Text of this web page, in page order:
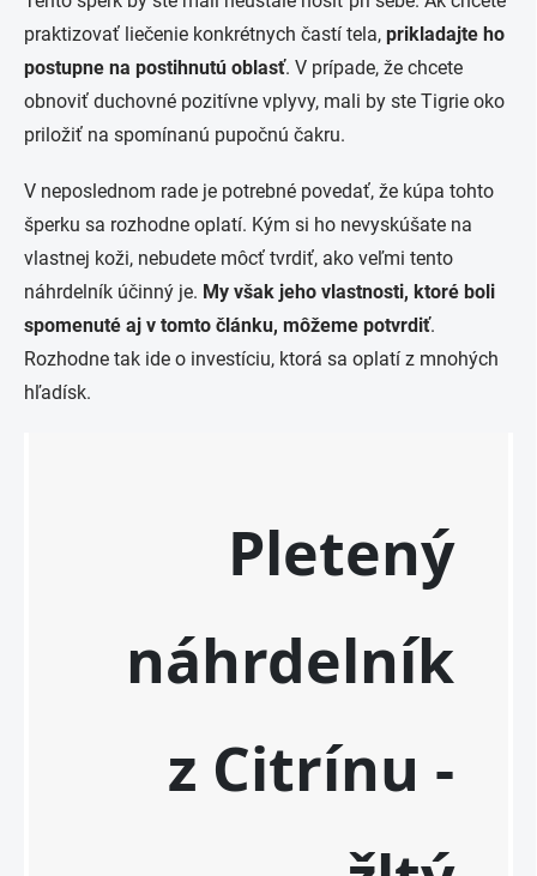
praktizovať liečenie konkrétnych častí tela, prikladajte ho
postupne na postihnutú oblasť. V prípade, že chcete
obnoviť duchovné pozitívne vplyvy, mali by ste Tigrie oko
priložiť na spomínanú pupočnú čakru.
V neposlednom rade je potrebné povedať, že kúpa tohto
šperku sa rozhodne oplatí. Kým si ho nevyskúšate na
vlastnej koži, nebudete môcť tvrdiť, ako veľmi tento
náhrdelník účinný je. My však jeho vlastnosti, ktoré boli
spomenuté aj v tomto článku, môžeme potvrdiť.
Rozhodne tak ide o investíciu, ktorá sa oplatí z mnohých
hľadísk.